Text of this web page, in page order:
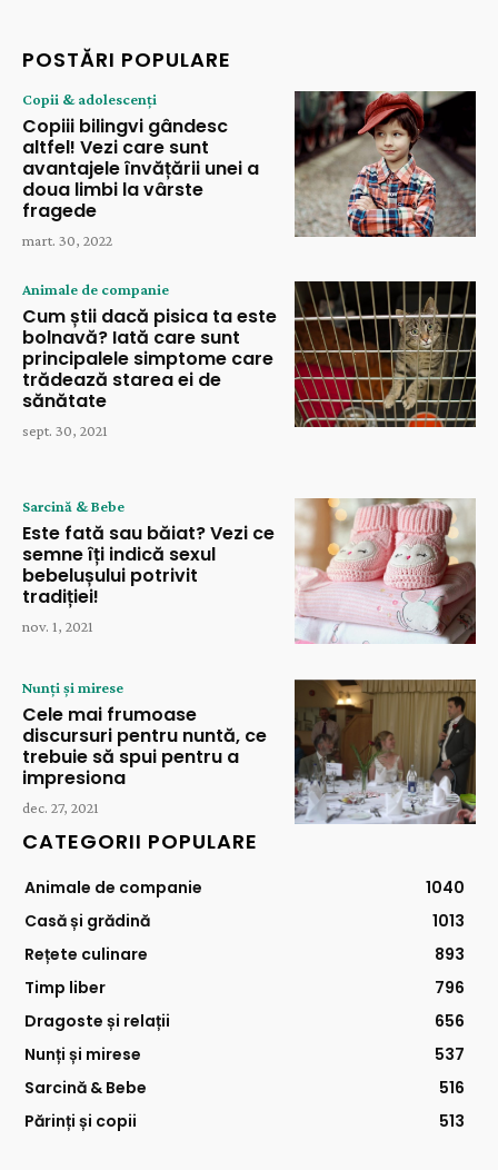
POSTĂRI POPULARE
Copii & adolescenți
Copiii bilingvi gândesc
altfel! Vezi care sunt
avantajele învățării unei a
doua limbi la vârste
fragede
mart. 30, 2022
Animale de companie
Cum știi dacă pisica ta este
bolnavă? Iată care sunt
principalele simptome care
trădează starea ei de
sănătate
sept. 30, 2021
Sarcină & Bebe
Este fată sau băiat? Vezi ce
semne îți indică sexul
bebelușului potrivit
tradiției!
nov. 1, 2021
Nunți și mirese
Cele mai frumoase
discursuri pentru nuntă, ce
trebuie să spui pentru a
impresiona
dec. 27, 2021
CATEGORII POPULARE
Animale de companie
1040
Casă și grădină
1013
Rețete culinare
893
Timp liber
796
Dragoste și relații
656
Nunți și mirese
537
Sarcină & Bebe
516
Părinți și copii
513